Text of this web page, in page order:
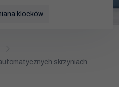
klocków
skrzyniach